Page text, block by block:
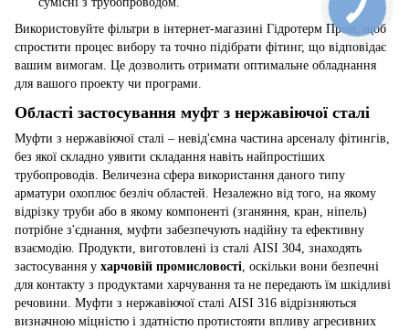
Використовуйте фільтри в інтернет-магазині Гідротерм Пром, щоб
спростити процес вибору та точно підібрати фітинг, що відповідає
вашим вимогам. Це дозволить отримати оптимальне обладнання
для вашого проекту чи програми.
Області застосування муфт з нержавіючої сталі
Муфти з нержавіючої сталі – невід'ємна частина арсеналу фітингів,
без якої складно уявити складання навіть найпростіших
трубопроводів. Величезна сфера використання даного типу
арматури охоплює безліч областей. Незалежно від того, на якому
відрізку труби або в якому компоненті (зганяння, кран, ніпель)
потрібне з'єднання, муфти забезпечують надійну та ефективну
взаємодію. Продукти, виготовлені із сталі AISI 304, знаходять
застосування у харчовій промисловості, оскільки вони безпечні
для контакту з продуктами харчування та не передають їм шкідливі
речовини. Муфти з нержавіючої сталі AISI 316 відрізняються
визначною міцністю і здатністю протистояти впливу агресивних